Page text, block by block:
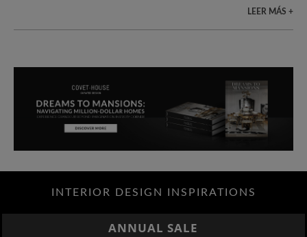
LEER MÁS +
INTERIOR DESIGN INSPIRATIONS
ANNUAL SALE